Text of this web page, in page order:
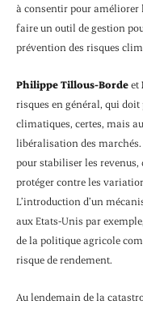
à consentir pour améliorer
faire un outil de gestion
prévention des risques
Philippe Tillous-Bordeet
risques en général, qui
climatiques, certes, mais
libéralisation des
pour stabiliser les revenus,
protéger contre les
L’introduction d’un
aux Etats-Unis par
de la politique agricole
risque de rendement.
Au lendemain de la